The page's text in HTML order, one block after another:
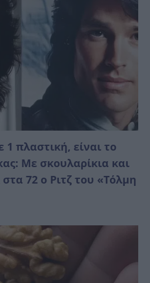
1 πλαστική, είναι το
Με σκουλαρίκια και
72 ο Ριτζ του «Τόλμη